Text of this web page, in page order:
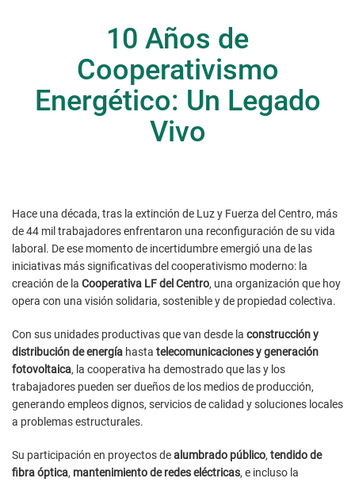
10 Años de
Cooperativismo
Energético: Un Legado
Vivo
Hace una década, tras la extinción de Luz y Fuerza del Centro, más
de 44 mil trabajadores enfrentaron una reconfiguración de su vida
laboral. De ese momento de incertidumbre emergió una de las
iniciativas más significativas del cooperativismo moderno: la
creación de la Cooperativa LF del Centro, una organización que hoy
opera con una visión solidaria, sostenible y de propiedad colectiva.
Con sus unidades productivas que van desde la construcción y
distribución de energía hasta telecomunicaciones y generación
fotovoltaica, la cooperativa ha demostrado que las y los
trabajadores pueden ser dueños de los medios de producción,
generando empleos dignos, servicios de calidad y soluciones locales
a problemas estructurales.
Su participación en proyectos dealumbrado público, tendido de
fibra óptica, mantenimiento de redes eléctricas, e incluso la